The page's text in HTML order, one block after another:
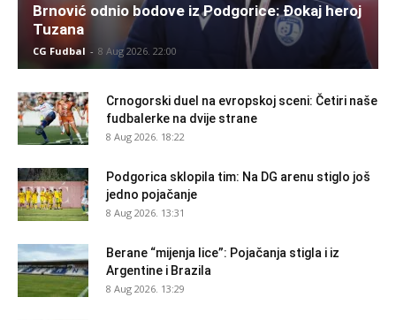
Brnović odnio bodove iz Podgorice: Đokaj heroj
Tuzana
CG Fudbal - 8 Aug 2026. 22:00
Crnogorski duel na evropskoj sceni: Četiri naše
fudbalerke na dvije strane
8 Aug 2026. 18:22
Podgorica sklopila tim: Na DG arenu stiglo još
jedno pojačanje
8 Aug 2026. 13:31
Berane “mijenja lice”: Pojačanja stigla i iz
Argentine i Brazila
8 Aug 2026. 13:29